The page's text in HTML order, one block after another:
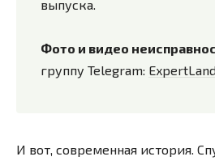
выпуска.
Фото и видео
группу Telegram:
И вот, современная история.